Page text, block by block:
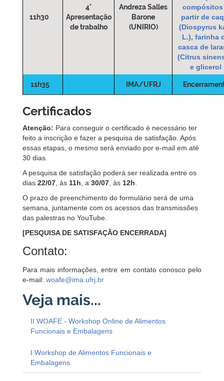
11h30
4°
Apresentação
de trabalho
Andreza Salles
Barone
(UNIRIO)
compósitos
partir de
(Diospyrus
L.), farinha
casca de
(Citrus
e glicerol
11h35 IMA/UFRJ
Certificados
Atenção: Para conseguir o certificado é necessário ter
feito a inscrição e fazer a pesquisa de satisfação. Após
essas etapas, o mesmo será enviado por e-mail em até
30 dias.
A pesquisa de satisfação poderá ser realizada entre os
dias 22/07 , às 11h , a 30/07 , às 12h
O prazo de preenchimento do formulário será de uma
semana, juntamente com os acessos das transmissões
das palestras no YouTube.
[PESQUISA DE SATISFAÇÃO ENCERRADA]
Contato:
Para mais informações, entre em contato conosco pelo
e-mail: woafe@ima.ufrj.br
II WOAFE - Workshop Online de Alimentos
Funcionais e Embalagens
I Workshop de Alimentos Funcionais e
Embalagens